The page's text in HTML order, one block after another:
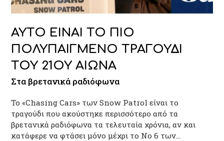
ΑΥΤΟ ΕΙΝΑΙ ΤΟ ΠΙΟ
ΠΟΛΥΠΑΙΓΜΕΝΟ ΤΡΑΓΟΥΔΙ
ΤΟΥ 21ΟΥ ΑΙΩΝΑ
Στα βρετανικά ραδιόφωνα
Το «Chasing Cars» των Snow Patrol είναι το
τραγούδι που ακούστηκε περισσότερο από τα
βρετανικά ραδιόφωνα τα τελευταία χρόνια, αν και
κατάφερε να φτάσει μόνο μέχρι το Νο 6 των…